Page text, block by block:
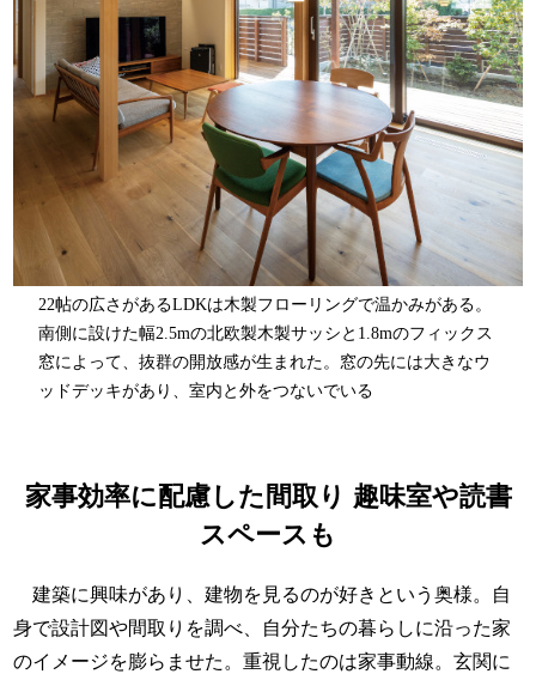
22帖の広さがあるLDKは木製フローリングで温かみがある。
南側に設けた幅2.5mの北欧製木製サッシと1.8mのフィックス
窓によって、抜群の開放感が生まれた。窓の先には大きなウ
ッドデッキがあり、室内と外をつないでいる
家事効率に配慮した間取り 趣味室や読書
スペースも
建築に興味があり、建物を見るのが好きという奥様。自
身で設計図や間取りを調べ、自分たちの暮らしに沿った家
のイメージを膨らませた。重視したのは家事動線。玄関に